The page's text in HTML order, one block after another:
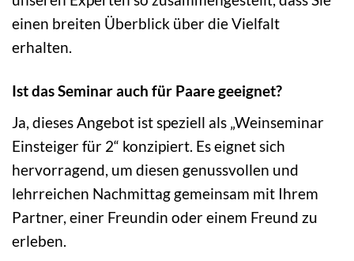
einen breiten Überblick über die Vielfalt
erhalten.
Ist das Seminar auch für Paare geeignet?
Ja, dieses Angebot ist speziell als „Weinseminar
Einsteiger für 2“ konzipiert. Es eignet sich
hervorragend, um diesen genussvollen und
lehrreichen Nachmittag gemeinsam mit Ihrem
Partner, einer Freundin oder einem Freund zu
erleben.